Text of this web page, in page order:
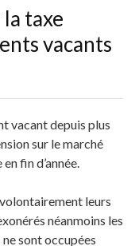
taxe
vacants
vacant depuis plus
sur le marché
fin d’année.
leurs
néanmoins les
sont occupées